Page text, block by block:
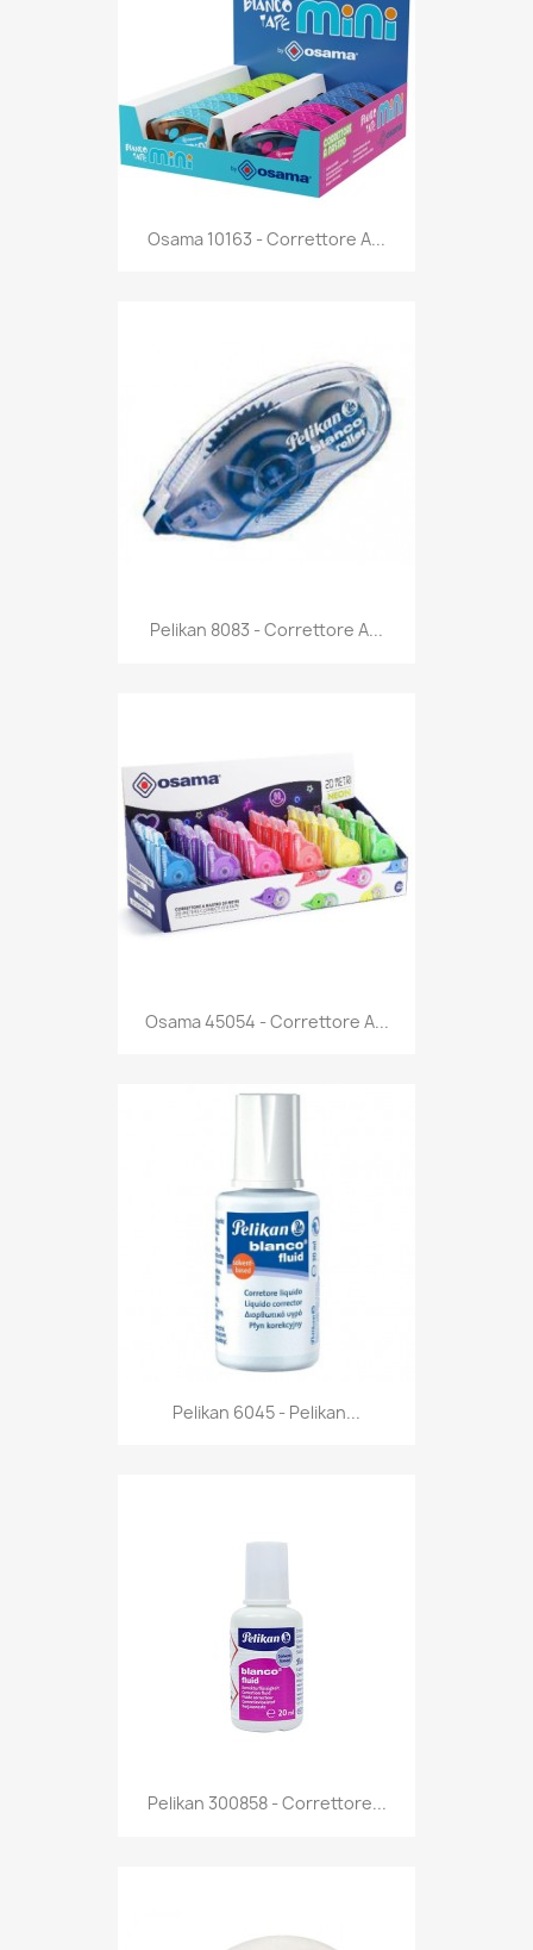
Anteprima
Osama 10163 - Correttore A...
Anteprima
Pelikan 8083 - Correttore A...
Anteprima
Osama 45054 - Correttore A...
 Anteprima
Pelikan 6045 - Pelikan...
Anteprima
Pelikan 300858 - Correttore...